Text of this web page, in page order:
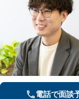
電話で面談